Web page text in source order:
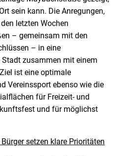
sein kann. Die Anregungen,
letzten Wochen
– gemeinsam mit den
– in eine
zusammen mit einem
ist eine optimale
Vereinssport ebenso wie die
für Freizeit- und
und für möglichst
setzen klare Prioritäten